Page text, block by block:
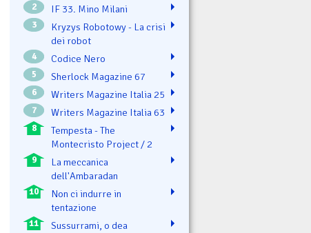
2 IF 33. Mino Milani
3
Kryzys Robotowy - La crisi
dei robot
4 Codice Nero
5 Sherlock Magazine 67
6 Writers Magazine Italia 25
7 Writers Magazine Italia 63
8
Tempesta - The
Montecristo Project / 2
9
La meccanica
dell'Ambaradan
10
Non ci indurre in
tentazione
11 Sussurrami, o dea